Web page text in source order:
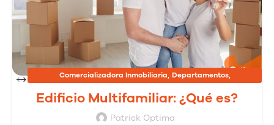
Comercializadora Inmobiliaria, Departamentos,
,
Edificio Multifamiliar: ¿Qué es?
Patrick Optima